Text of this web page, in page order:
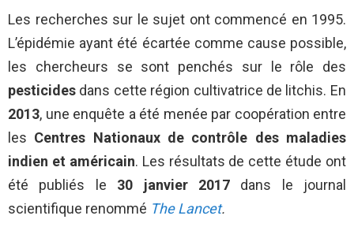
Les recherches sur le sujet ont commencé en 1995.
L’épidémie ayant été écartée comme cause possible,
les chercheurs se sont penchés sur le rôle des
pesticides dans cette région cultivatrice de litchis. En
2013, une enquête a été menée par coopération entre
les Centres Nationaux de contrôle des maladies
indien et américain. Les résultats de cette étude ont
été publiés le 30 janvier 2017dans le journal
scientifique renommé The Lancet.